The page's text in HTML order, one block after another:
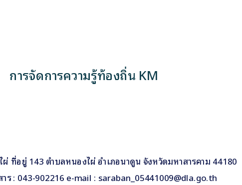
การจัดการความรู้ท้องถิ่น KM
ผ่ ที่อยู่ 143 ตำบลหนองไผ่ อำเภอนาดูน จังหวัดมหาสารคาม 44180
ร : 043-902216 e-mail : saraban_05441009@dla.go.th